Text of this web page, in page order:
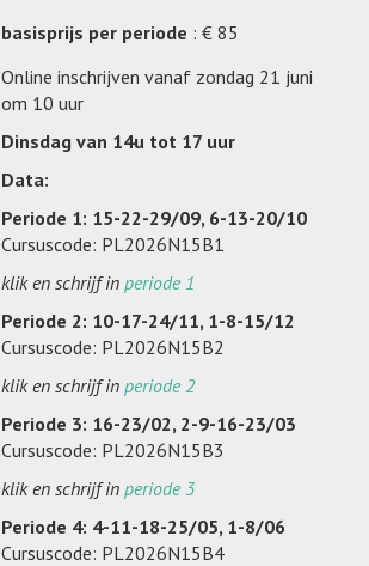
basisprijs per periode : € 85
Online inschrijven vanaf zondag 21 juni
om 10 uur
Dinsdag van 14u tot 17 uur
Data:
Periode 1: 15-22-29/09, 6-13-20/10
Cursuscode: PL2026N15B1
klik en schrijf in periode 1
Periode 2: 10-17-24/11, 1-8-15/12
Cursuscode: PL2026N15B2
klik en schrijf in periode 2
Periode 3: 16-23/02, 2-9-16-23/03
Cursuscode: PL2026N15B3
klik en schrijf in periode 3
Periode 4: 4-11-18-25/05, 1-8/06
Cursuscode: PL2026N15B4